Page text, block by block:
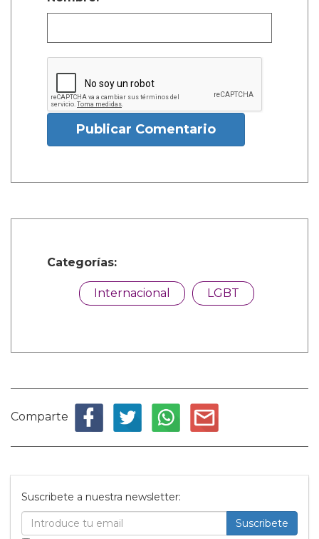
Publicar Comentario
Categorías:
Internacional LGBT
Comparte
Suscribete a nuestra newsletter:
Suscribete